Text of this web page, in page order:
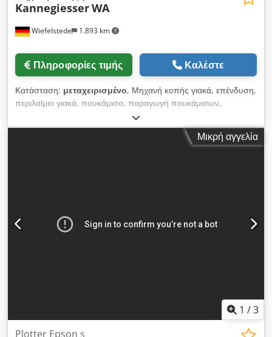
Wiefelstede 1.893 km
KannegiesserWA
Πληροφορίες τιμής Καλέστε
Κατάσταση: μεταχειρισμένο, Μηχανή κοπής γιακά, επένδυση,
περιλαίμιο γιακά, πουκάμισο, παραγωγή πουκάμισων,
πουκάμισο, πνευματικό, παραγωγή υφασμάτων, υφαντική
μηχανή, παραγωγή ενδυμάτων, παραγωγή ενδυμάτων -
Πνευματικός: ποδοδιακόπτης - Διαστάσεις: 520/900 / H1190
Μικρή αγγελία
1 /3
Plotter Epson s